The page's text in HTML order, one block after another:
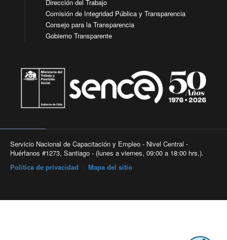
Dirección del Trabajo
Comisión de Integridad Pública y Transparencia
Consejo para la Transparencia
Gobierno Transparente
Servicio Nacional de Capacitación y Empleo - Nivel Central -
Huérfanos #1273, Santiago - (lunes a viernes, 09:00 a 18:00 hrs.).
Política de privacidad
Mapa del sitio